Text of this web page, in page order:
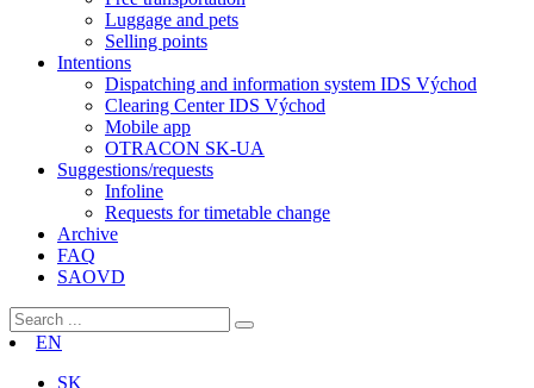
Luggage and pets
Selling points
Intentions
Dispatching and information system IDS Východ
Clearing Center IDS Východ
Mobile app
OTRACON SK-UA
Suggestions/requests
Infoline
Requests for timetable change
Archive
FAQ
SAOVD
EN
SK